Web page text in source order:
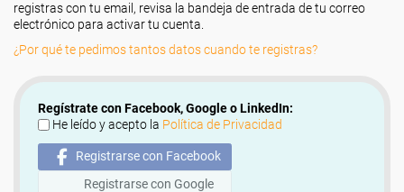
registras con tu email, revisa la bandeja de entrada de tu correo
electrónico para activar tu cuenta.
¿Por qué te pedimos tantos datos cuando te registras?
Regístrate con Facebook, Google o LinkedIn:
He leído y acepto la Política de Privacidad
Registrarse con Facebook
Registrarse con Google